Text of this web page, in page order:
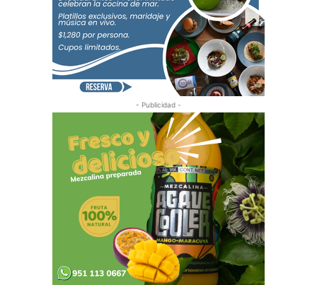
- Publicidad -